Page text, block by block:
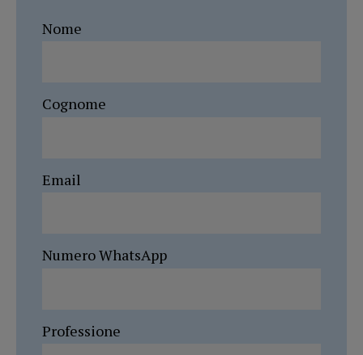
Nome
Cognome
Email
Numero WhatsApp
Professione